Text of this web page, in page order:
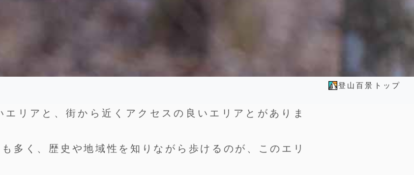
登山百景トップ
エリアと、街から近くアクセスの良いエリアとがありま
多く、歴史や地域性を知りながら歩けるのが、このエリ